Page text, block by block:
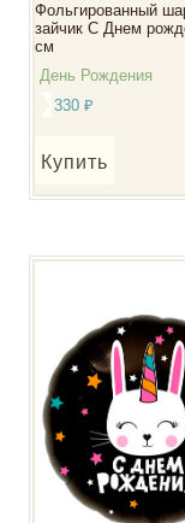
Фольгированный
зайчик С Днем
см
День Рождения
330 ₽
Купить